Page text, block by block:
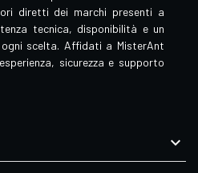
diretti dei marchi presenti a
tecnica, disponibilità e un
scelta. Affidati a MisterAnt
sicurezza e supporto
